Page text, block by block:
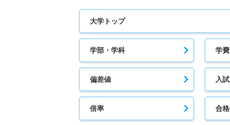
大学トップ
学部・学科 学費
偏差値 入試
倍率 合